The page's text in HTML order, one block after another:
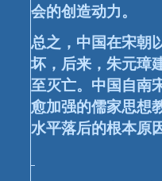
会的创造动力。
总之，中国在宋朝
坏，后来，朱元璋
至灭亡。 中国自南
愈加强的儒家思想
水平落后的根本原